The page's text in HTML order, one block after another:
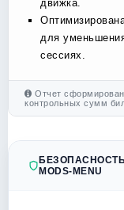
движка.
для
сессиях.
Отчет
контрольных сумм
MODS-MENU